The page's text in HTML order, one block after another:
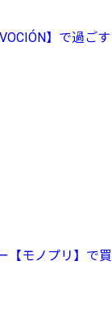
】で過ごす
【モノプリ】で買